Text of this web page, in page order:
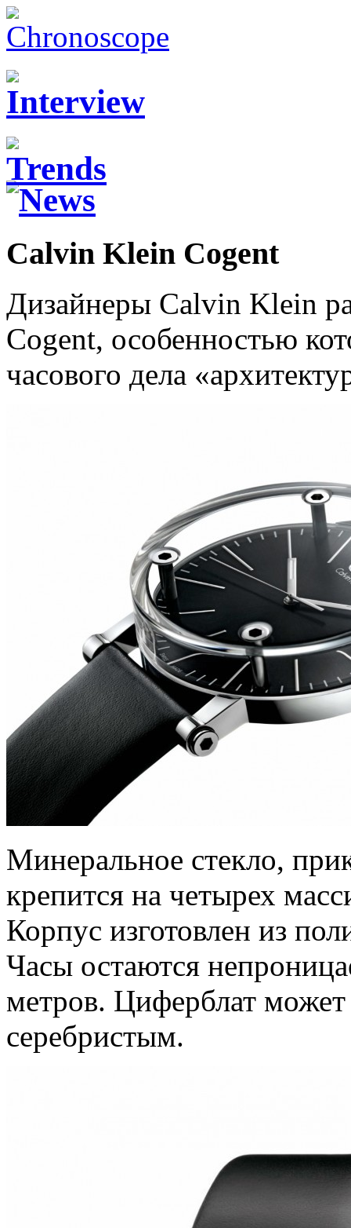
Calvin Klein Cogent
Дизайнеры Calvin Klein
Cogent, особенностью
часового дела
Минеральное стекло,
крепится на четырех
Корпус изготовлен из
Часы остаются
метров. Циферблат
серебристым.